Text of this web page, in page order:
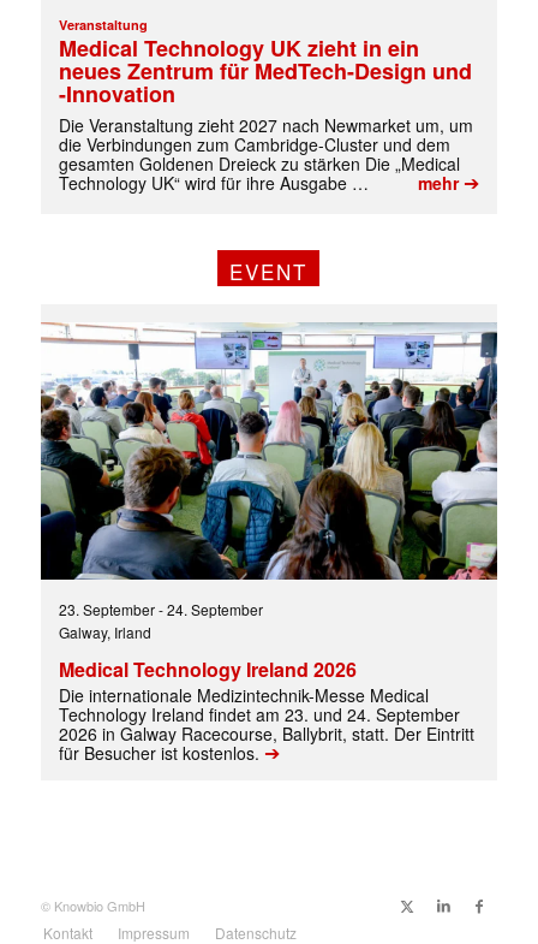
Veranstaltung
Medical Technology UK zieht in ein
neues Zentrum für MedTech-Design und
-Innovation
Die Veranstaltung zieht 2027 nach Newmarket um, um
die Verbindungen zum Cambridge-Cluster und dem
gesamten Goldenen Dreieck zu stärken Die „Medical
Technology UK“ wird für ihre Ausgabe …
mehr➔
EVENT
23. September-24. September
Galway, Irland
Medical Technology Ireland 2026
Die internationale Medizintechnik-Messe Medical
Technology Ireland findet am 23. und 24. September
2026 in Galway Racecourse, Ballybrit, statt. Der Eintritt
für Besucher ist kostenlos. ➔
© Knowbio GmbH
Kontakt Impressum Datenschutz